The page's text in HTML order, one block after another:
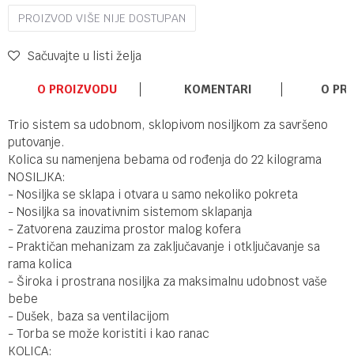
PROIZVOD VIŠE NIJE DOSTUPAN
Sačuvajte u listi želja
O PROIZVODU KOMENTARI O
Trio sistem sa udobnom, sklopivom nosiljkom za savršeno
putovanje.
Kolica su namenjena bebama od rođenja do 22 kilograma
NOSILJKA:
- Nosiljka se sklapa i otvara u samo nekoliko pokreta
- Nosiljka sa inovativnim sistemom sklapanja
- Zatvorena zauzima prostor malog kofera
- Praktičan mehanizam za zaključavanje i otključavanje sa
rama kolica
- Široka i prostrana nosiljka za maksimalnu udobnost vaše
bebe
- Dušek, baza sa ventilacijom
- Torba se može koristiti i kao ranac
KOLICA: